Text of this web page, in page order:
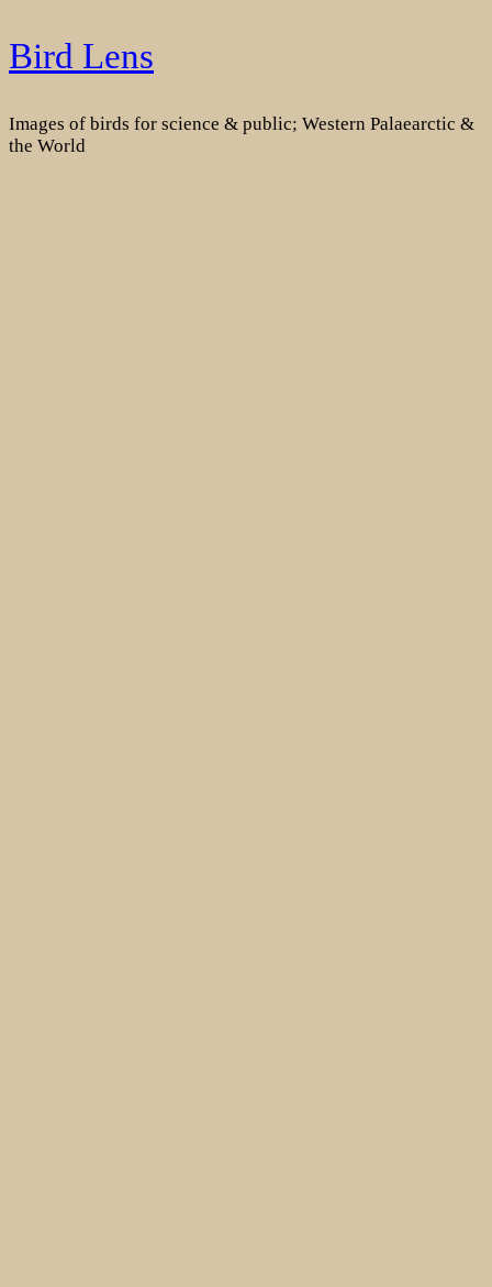
Skip
to
Bird Lens
Images of birds for science & public; Western Palaearctic &
the World